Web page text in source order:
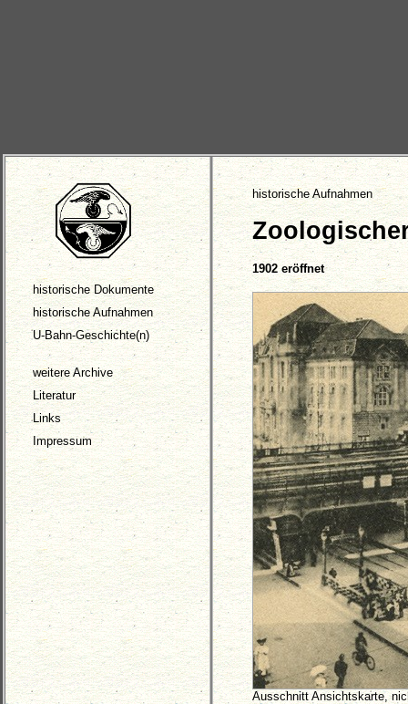
historische Dokumente
historische Aufnahmen
U-Bahn-Geschichte(n)
weitere Archive
Literatur
Links
Impressum
historische Aufnahmen
1902 eröffnet
Ausschnitt Ansichtskarte,